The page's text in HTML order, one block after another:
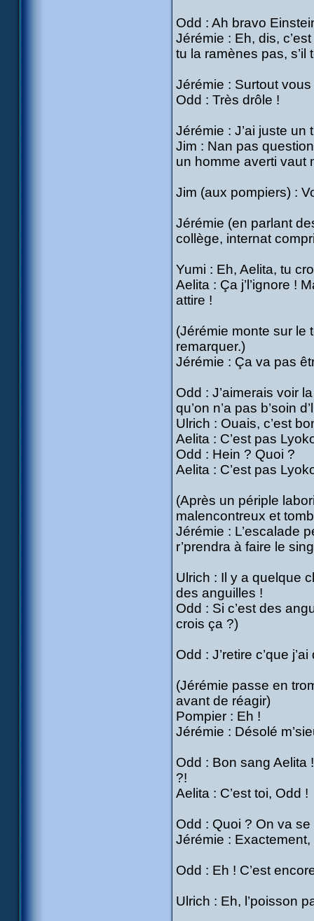
Odd : Ah bravo
Jérémie : Eh, dis,
tu la ramènes pas, s’il
Jérémie : Surtout vous
Odd : Très drôle !
Jérémie : J’ai juste
Jim : Nan pas
un homme averti vaut
Jim (aux pompiers) :
Jérémie (en parlant
collège, internat
Yumi : Eh, Aelita, tu
Aelita : Ça j’l’ignore !
attire !
(Jérémie monte sur
remarquer.)
Jérémie : Ça va pas
Odd : J’aimerais voir
qu’on n’a pas b’soin
Ulrich : Ouais, c’est
Aelita : C’est pas
Odd : Hein ? Quoi ?
Aelita : C’est pas
(Après un périple
malencontreux et
Jérémie : L’escalade
r’prendra à faire le
Ulrich : Il y a quelque
des anguilles !
Odd : Si c’est des
crois ça ?)
Odd : J’retire c’que
(Jérémie passe en
avant de réagir)
Pompier : Eh !
Jérémie : Désolé
Odd : Bon sang Aelita
?!
Aelita : C’est toi, Odd !
Odd : Quoi ? On va
Jérémie :
Odd : Eh ! C’est
Ulrich : Eh, l’poisson